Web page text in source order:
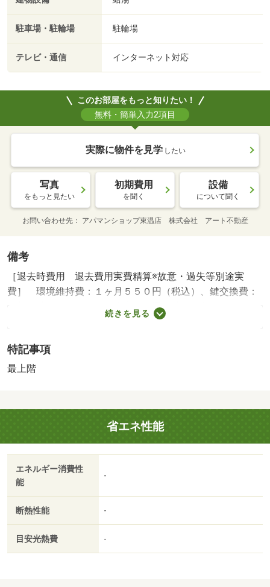
駐車場・駐輪場 駐輪場
テレビ・通信 インターネット対応
このお部屋をもっと知りたい！
無料・簡単入力2項目
実際に物件を見学 したい
写真
をもっと見たい
初期費用
を聞く
設備
について聞く
お問い合わせ先 アパマンショップ東温店 株式会社 アート不動産
備考
［退去時費用 退去費用実費精算※故意・過失等別途実
費］ 環境維持費：１ヶ月５５０円（税込）、鍵交換費：
ご契約時１６５００円（税込）、退去時清掃費：５２２５
０円（税込）、インターネット利用料：有料、更新手数
１５４１８９８・賃貸保証等：加入要（家賃等の１００％
または１２０％）・オンライン内見も可能です♪自宅でも気
なし・駐輪場：有
続きを見る
特記事項
最上階
省エネ性能
エネルギー消費性
能
-
断熱性能 -
目安光熱費 -